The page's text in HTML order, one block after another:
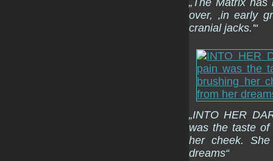
„The Matrix
over, ‚in early
cranial jacks.'“
„INTO HER
was the taste
her cheek.
dreams“